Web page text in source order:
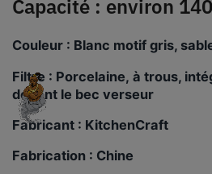
Capacité : environ
Couleur : Blanc motif gris,
Filtre : Porcelaine, à trous,
devant le bec verseur
Fabricant : KitchenCraft
Fabrication : Chine